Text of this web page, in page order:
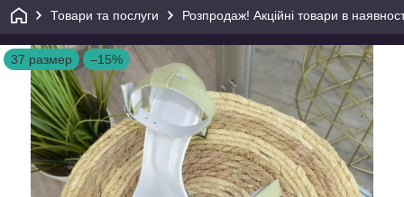
Товари та послуги Розпродаж! Акційні товари в
37 размер –15%